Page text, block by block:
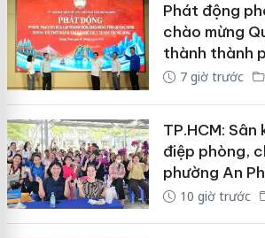
Phát động
chào mừng
thành thành
7 giờ trước
TP.HCM:
điệp phòng,
phường An
10 giờ trước